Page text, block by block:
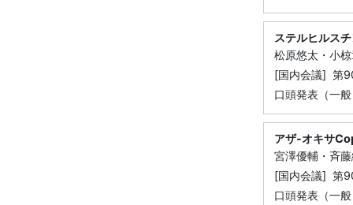
ステルヒルス
松原悠太・小
[国内会議] 第
口頭発表（一
アザ-オキサ
宮澤優輔・斉
[国内会議] 第
口頭発表（一